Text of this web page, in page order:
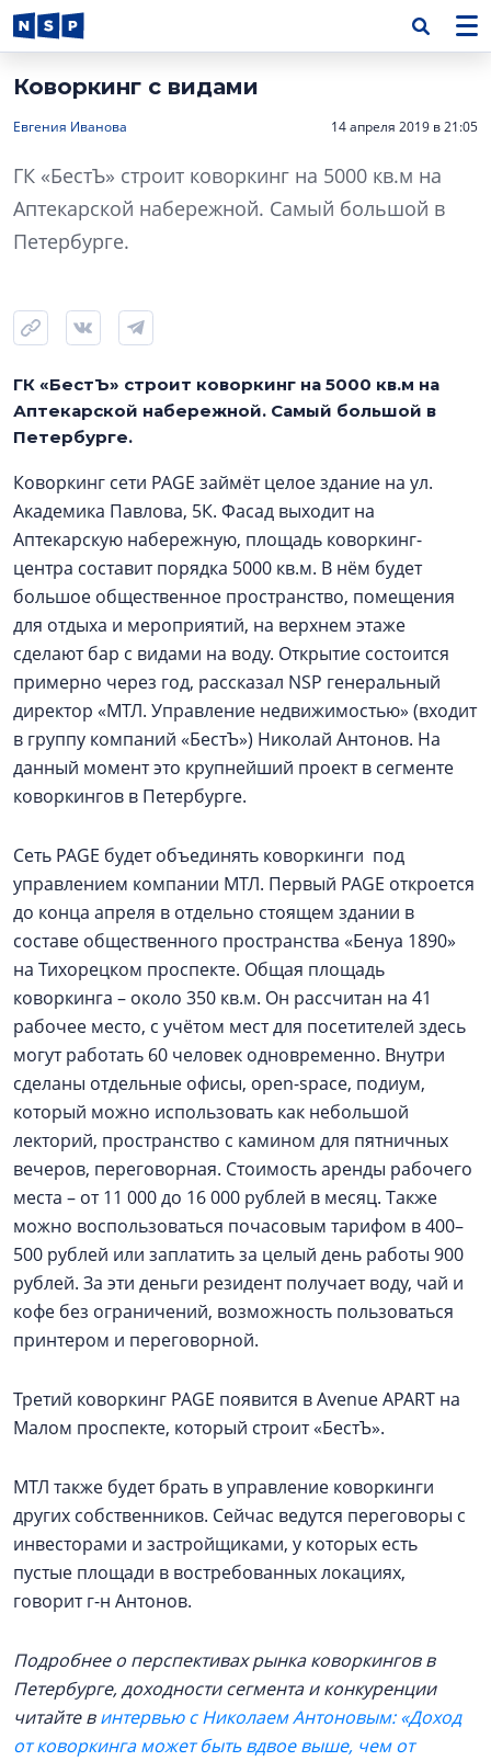
Коворкинг с видами
Евгения Иванова 14 апреля 2019 в 21:05
ГК «БестЪ» строит коворкинг на 5000 кв.м на
Аптекарской набережной. Самый большой в
Петербурге.
ГК «БестЪ» строит коворкинг на 5000 кв.м на
Аптекарской набережной. Самый большой в
Петербурге.
Коворкинг сети PAGE займёт целое здание на ул.
Академика Павлова, 5К. Фасад выходит на
Аптекарскую набережную, площадь коворкинг-
центра составит порядка 5000 кв.м. В нём будет
большое общественное пространство, помещения
для отдыха и мероприятий, на верхнем этаже
сделают бар с видами на воду. Открытие состоится
примерно через год, рассказал NSP генеральный
директор «МТЛ. Управление недвижимостью» (входит
в группу компаний «БестЪ») Николай Антонов. На
данный момент это крупнейший проект в сегменте
коворкингов в Петербурге.
Сеть PAGE будет объединять коворкинги под
управлением компании МТЛ. Первый PAGE откроется
до конца апреля в отдельно стоящем здании в
составе общественного пространства «Бенуа 1890»
на Тихорецком проспекте. Общая площадь
коворкинга – около 350 кв.м. Он рассчитан на 41
рабочее место, с учётом мест для посетителей здесь
могут работать 60 человек одновременно. Внутри
сделаны отдельные офисы, open-space, подиум,
который можно использовать как небольшой
лекторий, пространство с камином для пятничных
вечеров, переговорная. Стоимость аренды рабочего
места – от 11 000 до 16 000 рублей в месяц. Также
можно воспользоваться почасовым тарифом в 400–
500 рублей или заплатить за целый день работы 900
рублей. За эти деньги резидент получает воду, чай и
кофе без ограничений, возможность пользоваться
принтером и переговорной.
Третий коворкинг PAGE появится в Avenue APART на
Малом проспекте, который строит «БестЪ».
МТЛ также будет брать в управление коворкинги
других собственников. Сейчас ведутся переговоры с
инвесторами и застройщиками, у которых есть
пустые площади в востребованных локациях,
говорит г-н Антонов.
Подробнее о перспективах рынка коворкингов в
Петербурге, доходности сегмента и конкуренции
читайте винтервью с Николаем Антоновым: «Доход
от коворкинга может быть вдвое выше, чем от